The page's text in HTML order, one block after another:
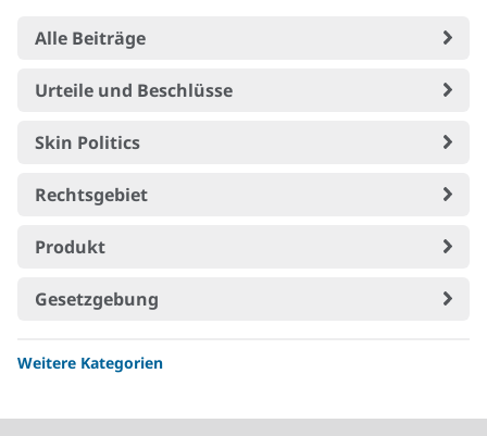
Alle Beiträge
Urteile und Beschlüsse
Skin Politics
Rechtsgebiet
Produkt
Gesetzgebung
Weitere Kategorien